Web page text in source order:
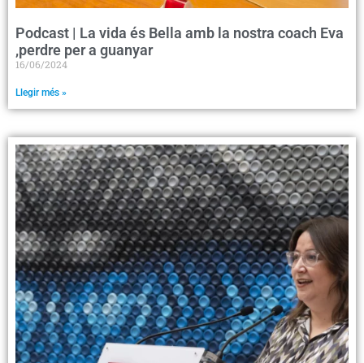
Podcast | La vida és Bella amb la nostra coach Eva
,perdre per a guanyar
16/06/2024
Llegir més »